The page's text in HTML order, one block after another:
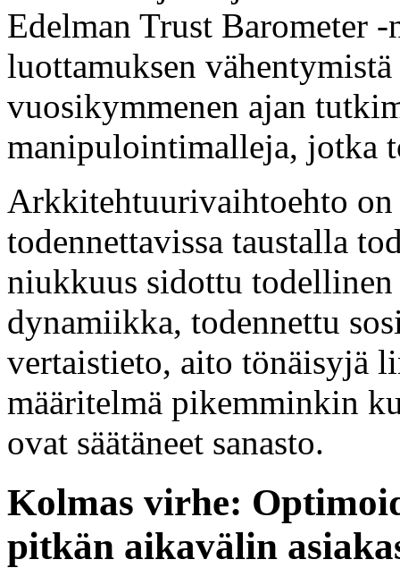
Edelman Trust Barometer
luottamuksen
vuosikymmenen ajan
manipulointimalleja, jotka
Arkkitehtuurivaihtoehto
todennettavissa taustalla
niukkuus sidottu
dynamiikka, todennettu
vertaistieto, aito tönäisyjä
määritelmä pikemminkin
ovat säätäneet sanasto.
Kolmas virhe:
pitkän aikavälin